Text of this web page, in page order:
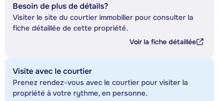
Besoin de plus de détails?
Visiter le site du courtier immobilier pour consulter la
fiche détaillée de cette propriété.
Voir la fiche détaillée
Visite avec le courtier
Prenez rendez-vous avec le courtier pour visiter la
propriété à votre rythme, en personne.